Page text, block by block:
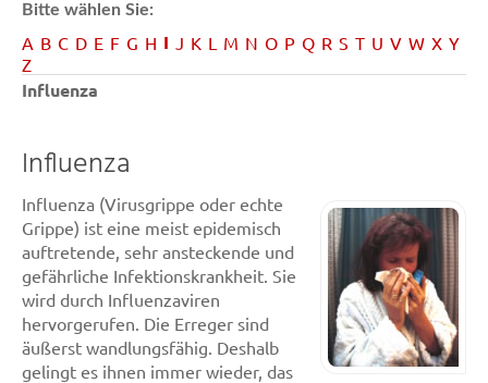
Bitte wählen Sie:
A B C D E F G H I J K L M N O P Q R S T U V W X Y
Z
Influenza
Influenza
Influenza (Virusgrippe oder echte
Grippe) ist eine meist epidemisch
auftretende, sehr ansteckende und
gefährliche Infektionskrankheit. Sie
wird durch Influenzaviren
hervorgerufen. Die Erreger sind
äußerst wandlungsfähig. Deshalb
gelingt es ihnen immer wieder, das